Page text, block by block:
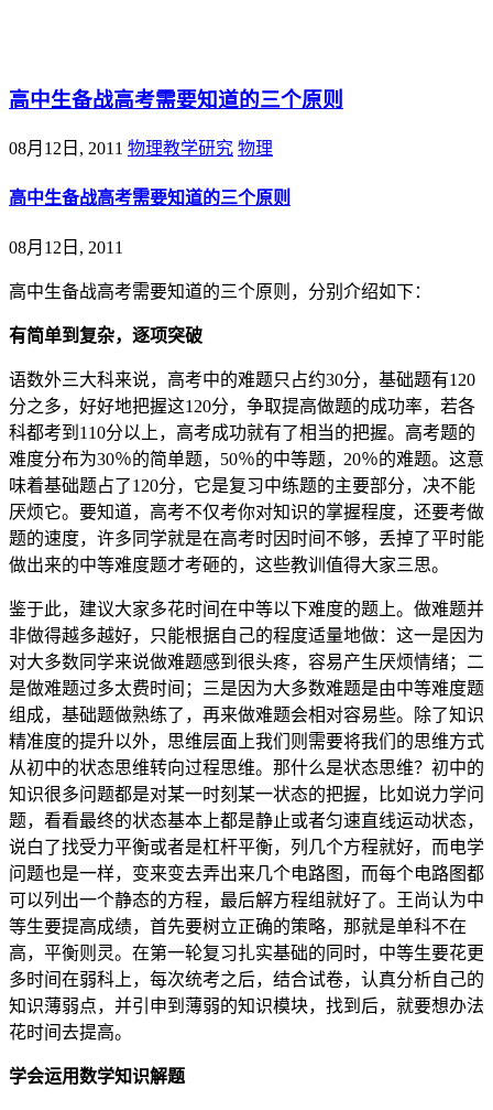
高中生备战高考需要知道的三个原则
08月12日, 2011 物理教学研究 物理
高中生备战高考需要知道的三个原则
08月12日, 2011
高中生备战高考需要知道的三个原则，分别介绍如下：
有简单到复杂，逐项突破
语数外三大科来说，高考中的难题只占约30分，基础题有120
分之多，好好地把握这120分，争取提高做题的成功率，若各
科都考到110分以上，高考成功就有了相当的把握。高考题的
难度分布为30％的简单题，50％的中等题，20％的难题。这意
味着基础题占了120分，它是复习中练题的主要部分，决不能
厌烦它。要知道，高考不仅考你对知识的掌握程度，还要考做
题的速度，许多同学就是在高考时因时间不够，丢掉了平时能
做出来的中等难度题才考砸的，这些教训值得大家三思。
鉴于此，建议大家多花时间在中等以下难度的题上。做难题并
非做得越多越好，只能根据自己的程度适量地做：这一是因为
对大多数同学来说做难题感到很头疼，容易产生厌烦情绪；二
是做难题过多太费时间；三是因为大多数难题是由中等难度题
组成，基础题做熟练了，再来做难题会相对容易些。除了知识
精准度的提升以外，思维层面上我们则需要将我们的思维方式
从初中的状态思维转向过程思维。那什么是状态思维？初中的
知识很多问题都是对某一时刻某一状态的把握，比如说力学问
题，看看最终的状态基本上都是静止或者匀速直线运动状态，
说白了找受力平衡或者是杠杆平衡，列几个方程就好，而电学
问题也是一样，变来变去弄出来几个电路图，而每个电路图都
可以列出一个静态的方程，最后解方程组就好了。王尚认为中
等生要提高成绩，首先要树立正确的策略，那就是单科不在
高，平衡则灵。在第一轮复习扎实基础的同时，中等生要花更
多时间在弱科上，每次统考之后，结合试卷，认真分析自己的
知识薄弱点，并引申到薄弱的知识模块，找到后，就要想办法
花时间去提高。
学会运用数学知识解题